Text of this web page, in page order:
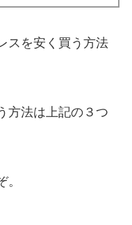
スを安く買う方法
方法は上記の３つ